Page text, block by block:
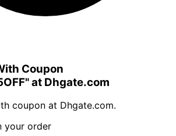
Coupon
at Dhgate.com
coupon at Dhgate.com.
your order